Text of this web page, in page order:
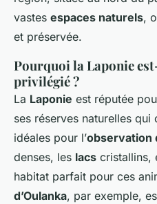
vastes espaces naturels,
et préservée.
Pourquoi la Laponie
privilégié ?
La Laponie est réputée
ses réserves naturelles
idéales pour l’observation
denses, les lacs cristallins,
habitat parfait pour ces
d’Oulanka, par exemple,